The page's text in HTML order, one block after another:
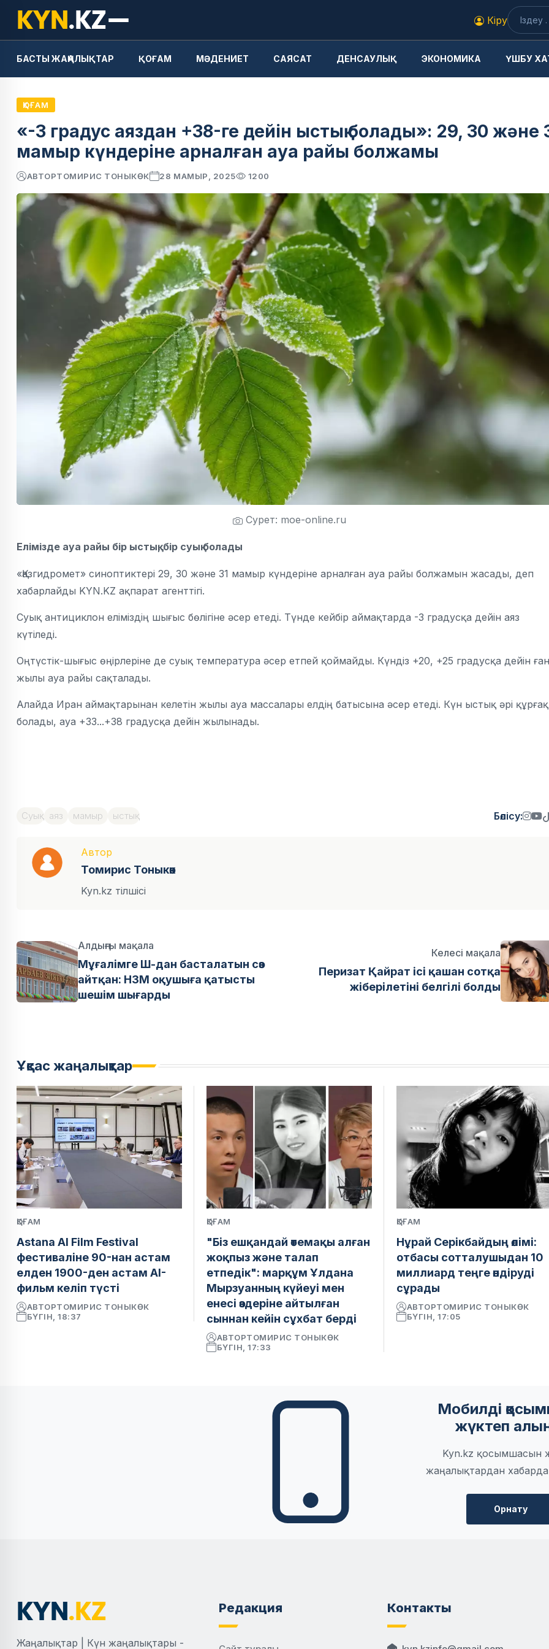
Кіру
БАСТЫ ЖАҢАЛЫҚТАР ҚОҒАМ МӘДЕНИЕТ САЯСАТ ДЕНСАУЛЫҚ ЭКОНОМИКА ҮШБУ
ҚОҒАМ
«-3 градус аяздан +38-ге дейін ыстық болады»: 29, 30 және
мамыр күндеріне арналған ауа райы болжамы
АВТОРТОМИРИС ТОНЫКӨК 28 МАМЫР, 2025 1200
Сурет: moe-online.ru
Елімізде ауа райы бір ыстық, бір суық болады
«Қазгидромет» синоптиктері 29, 30 және 31 мамыр күндеріне арналған ауа райы болжамын жасады, деп
хабарлайды KYN.KZ ақпарат агенттігі.
Суық антициклон еліміздің шығыс бөлігіне әсер етеді. Түнде кейбір аймақтарда -3 градусқа дейін аяз
күтіледі.
Оңтүстік-шығыс өңірлеріне де суық температура әсер етпей қоймайды. Күндіз +20, +25 градусқа дейін
жылы ауа райы сақталады.
Алайда Иран аймақтарынан келетін жылы ауа массалары елдің батысына әсер етеді. Күн ыстық әрі құрғақ
болады, ауа +33...+38 градусқа дейін жылынады.
Суық аяз мамыр ыстық Бөлісу:
Автор
Томирис Тоныкөк
Kyn.kz тілшісі
Алдыңғы мақала
Мұғалімге Ш-дан басталатын сөз
айтқан: НЗМ оқушыға қатысты
шешім шығарды
Келесі мақала
Перизат Қайрат ісі қашан сотқа
жіберілетіні белгілі болды
Ұқсас жаңалықтар
ҚОҒАМ
Astana AI Film Festival
фестиваліне 90-нан астам
елден 1900-ден астам AI-
фильм келіп түсті
АВТОРТОМИРИС ТОНЫКӨК
БҮГІН, 18:37
ҚОҒАМ
"Біз ешқандай өтемақы алған
жоқпыз және талап
етпедік": марқұм Ұлдана
Мырзуанның күйеуі мен
енесі өздеріне айтылған
сыннан кейін сұхбат берді
АВТОРТОМИРИС ТОНЫКӨК
БҮГІН, 17:33
ҚОҒАМ
Нұрай Серікбайдың өлімі:
отбасы сотталушыдан 10
миллиард теңге өндіруді
сұрады
АВТОРТОМИРИС ТОНЫКӨК
БҮГІН, 17:05
Мобилді
жүктеп
Kyn.kz қосымшасын
жаңалықтардан
Орнату
Жаңалықтар | Күн жаңалықтары -
Редакция Контакты